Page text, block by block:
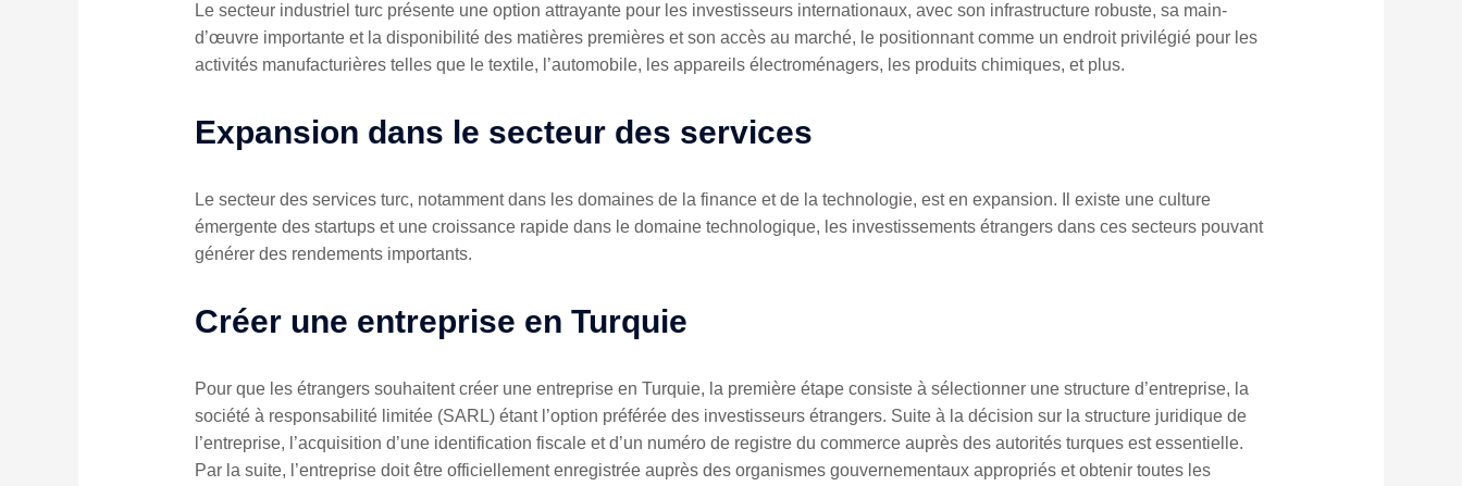
Le secteur industriel turc présente une option attrayante pour les investisseurs internationaux, avec son infrastructure robuste, sa main-
d’œuvre importante et la disponibilité des matières premières et son accès au marché, le positionnant comme un endroit privilégié pour les
activités manufacturières telles que le textile, l’automobile, les appareils électroménagers, les produits chimiques, et plus.
Expansion dans le secteur des services
Le secteur des services turc, notamment dans les domaines de la finance et de la technologie, est en expansion. Il existe une culture
émergente des startups et une croissance rapide dans le domaine technologique, les investissements étrangers dans ces secteurs pouvant
générer des rendements importants.
Créer une entreprise en Turquie
Pour que les étrangers souhaitent créer une entreprise en Turquie, la première étape consiste à sélectionner une structure d’entreprise, la
société à responsabilité limitée (SARL) étant l’option préférée des investisseurs étrangers. Suite à la décision sur la structure juridique de
l’entreprise, l’acquisition d’une identification fiscale et d’un numéro de registre du commerce auprès des autorités turques est essentielle.
Par la suite, l’entreprise doit être officiellement enregistrée auprès des organismes gouvernementaux appropriés et obtenir toutes les